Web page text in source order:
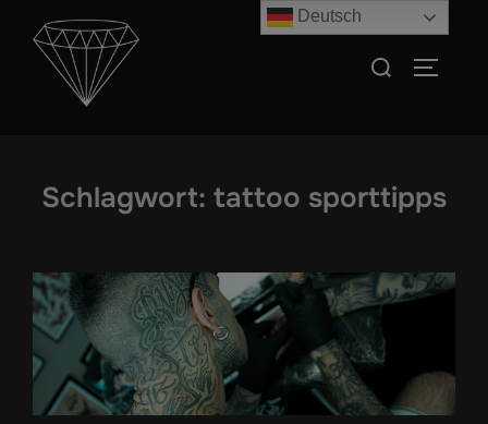
Inhalt
springen
Suchen
Schlagwort: tattoo sporttipps
Deutsch